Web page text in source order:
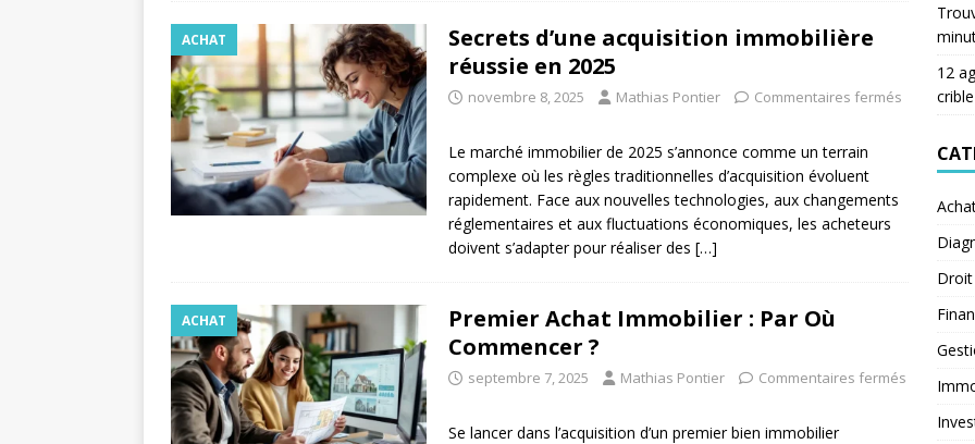
ACHAT
Secrets d’une acquisition immobilière
réussie en 2025
novembre 8, 2025 Mathias Pontier Commentaires fermés
Le marché immobilier de 2025 s’annonce comme un terrain
complexe où les règles traditionnelles d’acquisition évoluent
rapidement. Face aux nouvelles technologies, aux changements
réglementaires et aux fluctuations économiques, les acheteurs
doivent s’adapter pour réaliser des […]
ACHAT
Premier Achat Immobilier : Par Où
Commencer ?
septembre 7, 2025 Mathias Pontier Commentaires fermés
Se lancer dans l’acquisition d’un premier bien immobilier
12
crible
Droit